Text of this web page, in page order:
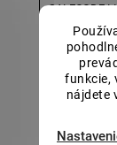
funkcie,
nájdete